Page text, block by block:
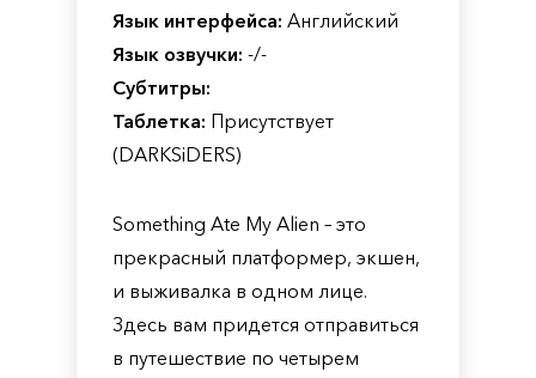
Язык интерфейса: Английский
Язык озвучки: -/-
Субтитры:
Таблетка: Присутствует
(DARKSiDERS)
Something Ate My Alien – это
прекрасный платформер, экшен,
и выживалка в одном лице.
Здесь вам придется отправиться
в путешествие по четырем